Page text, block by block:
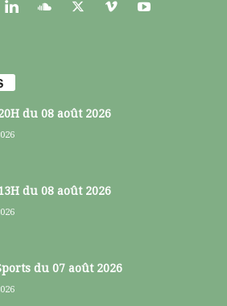
du 08 août 2026
du 08 août 2026
du 07 août 2026